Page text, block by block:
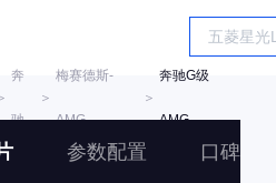
奔
驰
＞
梅赛德斯-
AMG
＞
奔驰G级
AMG
参数配置 口碑